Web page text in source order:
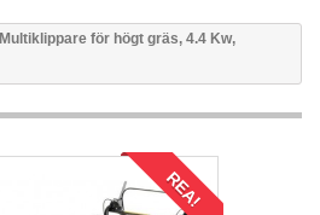
Multiklippare för högt gräs, 4.4 Kw,
REA!